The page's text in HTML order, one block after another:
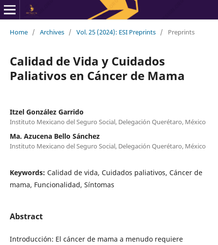
Home / Archives / Vol. 25 (2024): ESI Preprints / Preprints
Calidad de Vida y Cuidados
Paliativos en Cáncer de Mama
Itzel González Garrido
Instituto Mexicano del Seguro Social, Delegación Querétaro, México
Ma. Azucena Bello Sánchez
Instituto Mexicano del Seguro Social, Delegación Querétaro, México
Keywords: Calidad de vida, Cuidados paliativos, Cáncer de
mama, Funcionalidad, Síntomas
Abstract
Introducción: El cáncer de mama a menudo requiere